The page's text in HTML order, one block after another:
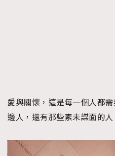
愛與關懷，這是每一個人都
邊人，還有那些素未謀面的人